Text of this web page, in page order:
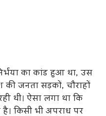
का कांड हुआ था, उस
जनता सड़कों, चौराहों
थी। ऐसा लगा था कि
किसी भी अपराध पर